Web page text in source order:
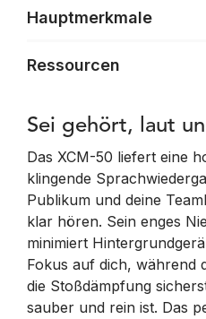
Hauptmerkmale
Ressourcen
Sei gehört, laut
Das XCM-50 liefert eine
klingende
Publikum und deine
klar hören. Sein enges
minimiert
Fokus auf dich, während
die Stoßdämpfung
sauber und rein ist. Das